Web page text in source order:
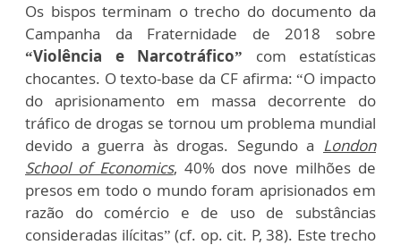
Os bispos terminam o trecho do documento da
Campanha da Fraternidade de 2018 sobre
“Violência e Narcotráfico” com estatísticas
chocantes. O texto-base da CF afirma: “O impacto
do aprisionamento em massa decorrente do
tráfico de drogas se tornou um problema mundial
devido a guerra às drogas. Segundo a London
School of Economics, 40% dos nove milhões de
presos em todo o mundo foram aprisionados em
razão do comércio e de uso de substâncias
consideradas ilícitas” (cf. op. cit. P, 38). Este trecho